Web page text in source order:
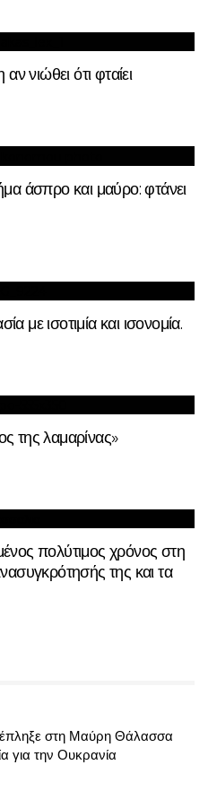
νιώθει ότι φταίει
άσπρο και μαύρο: φτάνει
με ισοτιμία και ισονομία.
της λαμαρίνας»
πολύτιμος χρόνος στη
της και τα
στη Μαύρη Θάλασσα
για την Ουκρανία